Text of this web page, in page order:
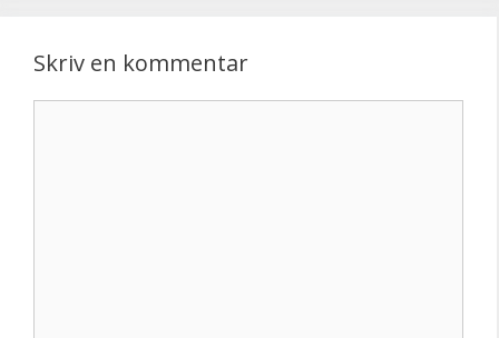
Skriv en kommentar